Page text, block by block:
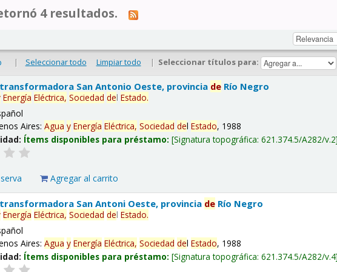
4 resultados.
| Seleccionar todo Limpiar todo | Seleccionar títulos para:
San Antonio Oeste, provincia de Río Negro
Energía Eléctrica, Sociedad delEstado.
Aires:Agua y Energía Eléctrica, Sociedad delEstado, 1988
Ítems disponibles para préstamo: Signatura topográfica:621.374.5/A282/v.2
Agregar al carrito
San Antoni Oeste, provincia de Río Negro
Energía Eléctrica, Sociedad delEstado.
Aires:Agua y Energía Eléctrica, Sociedad delEstado, 1988
Ítems disponibles para préstamo: Signatura topográfica:621.374.5/A282/v.4